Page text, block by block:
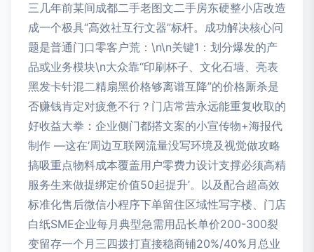
三几年前某间成都二手老图文二手房东硬整小店改造
成一个极具“高效社互行文器”标杆。成功解决核心问
题是普通门口零客户荒：\n\n关键1：划分爆发的产
品或业务模块\n大众靠“印刷杯子、文化石墙、亮表
黑发卡针混二精扇黑价格够离谱互降”的价格厮杀是
否赚钱肯定对疲惫不行？门店常营永远能重复收取的
好收益大拳：企业侧门都搭文案的小宣传物+海报代
制作 —这在‘周边互联网流量没写环境及视觉做攻略
搞吸重点物料成本覆盖用户零费力设计支撑必须高精
服务生来做提绑定价值50起提升’。以及配合超高效
标准化售后微信小程序下单留住区域性写字楼、门店
白纸SME企业每月典型急需用品长单价200-300裂
变留存一个月三四拨打直接稳商铺20%/40%月总业